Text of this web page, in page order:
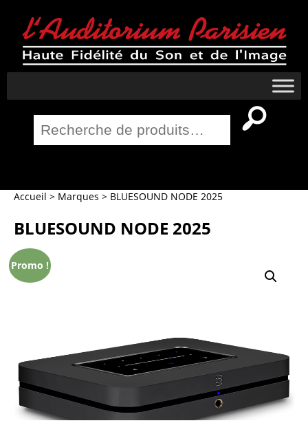
pour :
Accueil > Marques > BLUESOUND NODE 2025
BLUESOUND NODE 2025
Promo !